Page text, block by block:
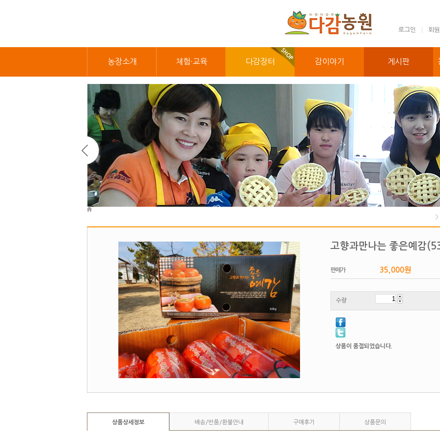
로그인 회
농장소개 체험·교육 다감장터 감이야기 게시판
>
고향과만나는 좋은예감
판매가 35,000원
수량
상품이 품절되었습니다.
상품상세정보 배송/반품/환불안내 구매후기 상품문의